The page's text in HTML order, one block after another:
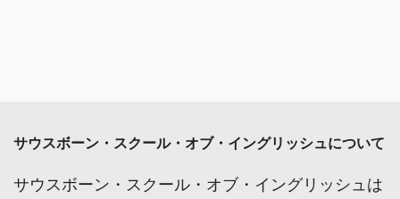
サウスボーン・スクール・オブ・イングリッシュについて
サウスボーン・スクール・オブ・イングリッシュは